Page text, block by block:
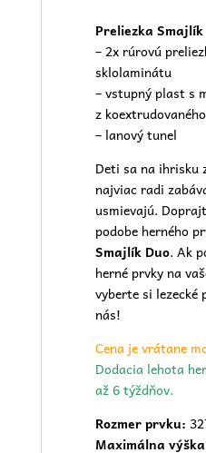
Preliezka
– 2x rúrovú
sklolaminátu
– vstupný plast s
z
– lanový tunel
Deti sa na ihrisku
najviac radi
usmievajú.
podobe herného
Smajlík Duo. Ak
herné prvky na
vyberte si lezecké
nás!
Cena je vrátane
Dodacia lehota
až 6 týždňov.
Rozmer prvku:
Maximálna